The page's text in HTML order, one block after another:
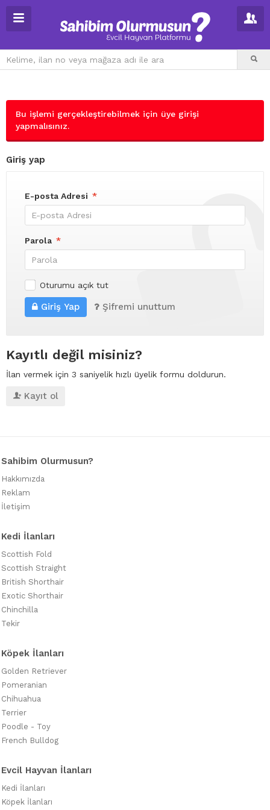
Bu işlemi gerçekleştirebilmek için üye girişi
yapmalısınız.
Giriş yap
E-posta Adresi *
Parola *
Oturumu açık tut
Giriş Yap Şifremi unuttum
Kayıtlı değil misiniz?
İlan vermek için 3 saniyelik hızlı üyelik formu doldurun.
Kayıt ol
Sahibim Olurmusun?
Hakkımızda
Reklam
İletişim
Kedi İlanları
Scottish Fold
Scottish Straight
British Shorthair
Exotic Shorthair
Chinchilla
Tekir
Köpek İlanları
Golden Retriever
Pomeranian
Chihuahua
Terrier
Poodle - Toy
French Bulldog
Evcil Hayvan İlanları
Kedi İlanları
Köpek İlanları